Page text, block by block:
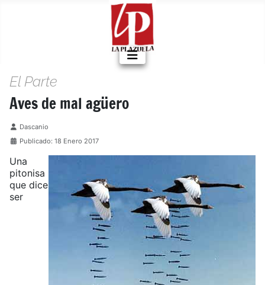
El Parte
Aves de mal agüero
Detalles
Dascanio
Publicado: 18 Enero 2017
Una
pitonisa
que dice
ser